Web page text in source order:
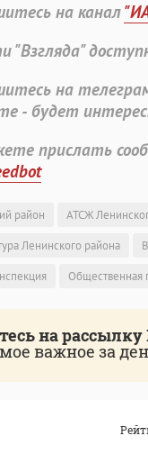
на канал
"Взгляда"
на
- будет
прислать
район АТСЖ
Ленинского района
Общественная
на
важное за